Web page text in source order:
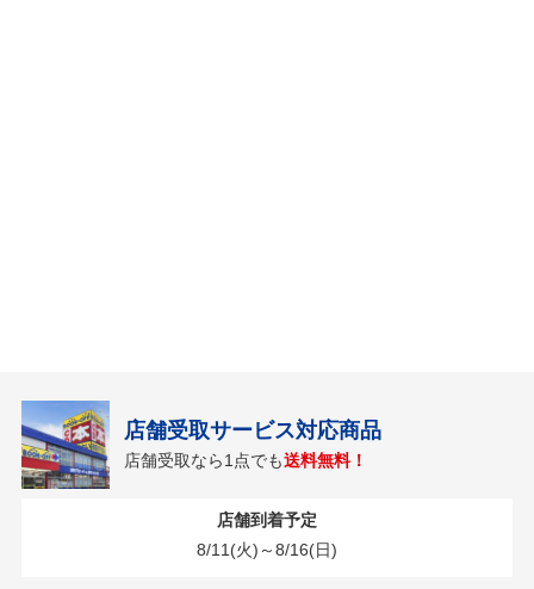
店舗受取サービス対応商品
店舗受取なら1点でも送料無料！
店舗到着予定
8/11(火)～8/16(日)